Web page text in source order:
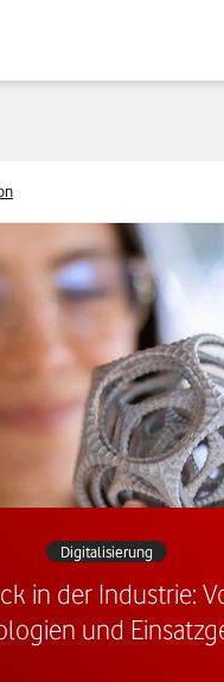
Digitalisierung
in der Industrie:
und